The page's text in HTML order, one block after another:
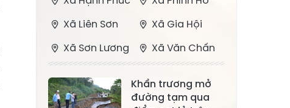
Xã Liên Sơn
Xã Gia Hội
Xã Sơn Lương
Xã Văn Chấn
Bằng La
Xã Chấn Thịnh
Khẩn trương mở
đường tạm qua